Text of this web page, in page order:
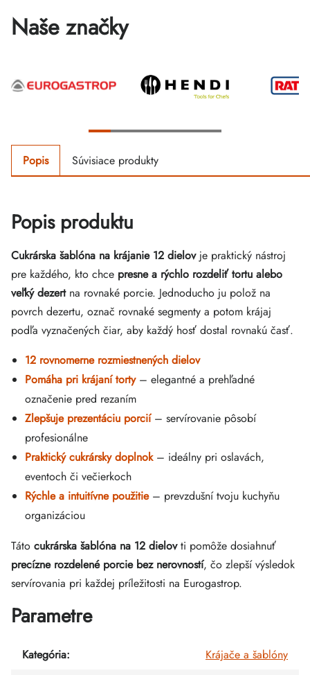
Naše značky
Popis Súvisiace produkty
Popis produktu
Cukrárska šablóna na krájanie 12 dielovje praktický nástroj
pre každého, kto chce presne a rýchlo rozdeliť tortu alebo
veľký dezertna rovnaké porcie. Jednoducho ju polož na
povrch dezertu, označ rovnaké segmenty a potom krájaj
podľa vyznačených čiar, aby každý hosť dostal rovnakú časť.
12 rovnomerne rozmiestnených dielov
Pomáha pri krájaní torty– elegantné a prehľadné
označenie pred rezaním
Zlepšuje prezentáciu porcií– servírovanie pôsobí
profesionálne
Praktický cukrársky doplnok– ideálny pri oslavách,
eventoch či večierkoch
Rýchle a intuitívne použitie– prevzdušní tvoju kuchyňu
organizáciou
Táto cukrárska šablóna na 12 dielovti pomôže dosiahnuť
precízne rozdelené porcie bez nerovností, čo zlepší výsledok
servírovania pri každej príležitosti na Eurogastrop.
Parametre
Kategória:
Krájače a šablóny